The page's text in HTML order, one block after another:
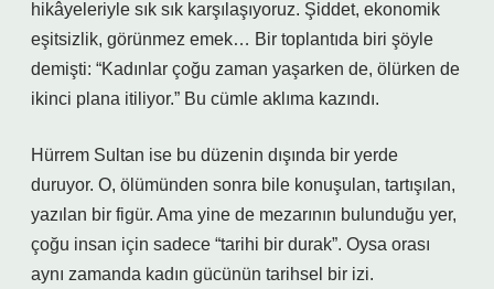
hikâyeleriyle sık sık karşılaşıyoruz. Şiddet, ekonomik
eşitsizlik, görünmez emek… Bir toplantıda biri şöyle
demişti: “Kadınlar çoğu zaman yaşarken de, ölürken de
ikinci plana itiliyor.” Bu cümle aklıma kazındı.
Hürrem Sultan ise bu düzenin dışında bir yerde
duruyor. O, ölümünden sonra bile konuşulan, tartışılan,
yazılan bir figür. Ama yine de mezarının bulunduğu yer,
çoğu insan için sadece “tarihi bir durak”. Oysa orası
aynı zamanda kadın gücünün tarihsel bir izi.